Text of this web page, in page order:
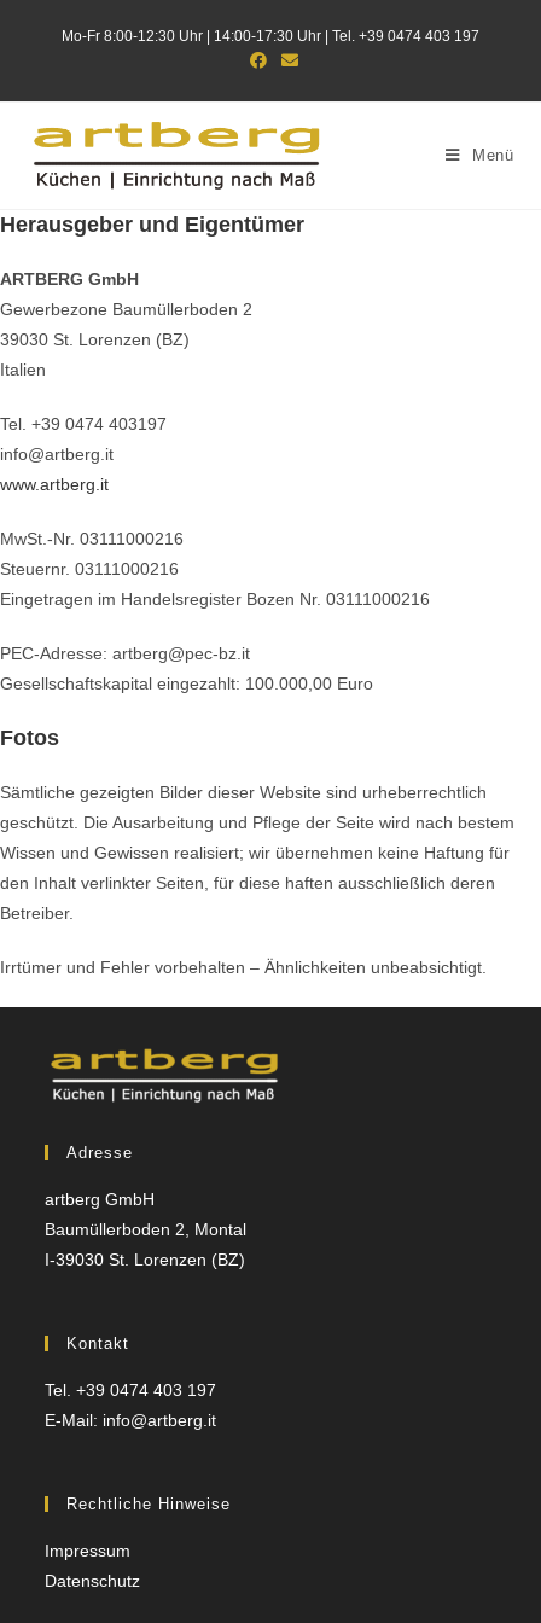
Mo-Fr 8:00-12:30 Uhr | 14:00-17:30 Uhr | Tel. +39 0474 403 197
Menü
Herausgeber und Eigentümer
ARTBERG GmbH
Gewerbezone Baumüllerboden 2
39030 St. Lorenzen (BZ)
Italien
Tel. +39 0474 403197
info@artberg.it
www.artberg.it
MwSt.-Nr. 03111000216
Steuernr. 03111000216
Eingetragen im Handelsregister Bozen Nr. 03111000216
PEC-Adresse: artberg@pec-bz.it
Gesellschaftskapital eingezahlt: 100.000,00 Euro
Fotos
Sämtliche gezeigten Bilder dieser Website sind urheberrechtlich
geschützt. Die Ausarbeitung und Pflege der Seite wird nach bestem
Wissen und Gewissen realisiert; wir übernehmen keine Haftung für
den Inhalt verlinkter Seiten, für diese haften ausschließlich deren
Betreiber.
Irrtümer und Fehler vorbehalten – Ähnlichkeiten unbeabsichtigt.
Adresse
artberg GmbH
Baumüllerboden 2, Montal
I-39030 St. Lorenzen (BZ)
Kontakt
Tel. +39 0474 403 197
E-Mail: info@artberg.it
Rechtliche Hinweise
Impressum
Datenschutz